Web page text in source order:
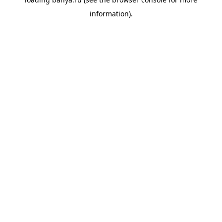
information).